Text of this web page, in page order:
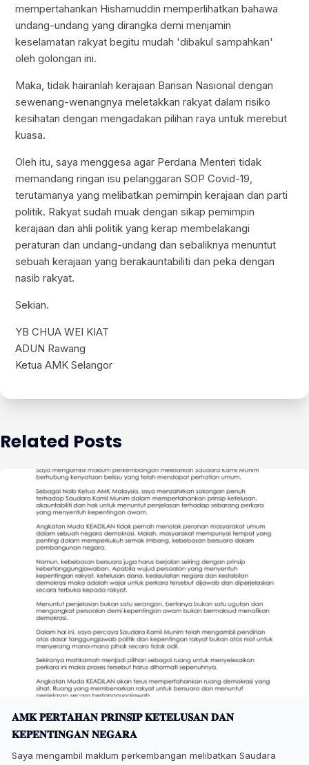
mempertahankan Hishamuddin memperlihatkan bahawa
undang-undang yang dirangka demi menjamin
keselamatan rakyat begitu mudah 'dibakul sampahkan'
oleh golongan ini.
Maka, tidak hairanlah kerajaan Barisan Nasional dengan
sewenang-wenangnya meletakkan rakyat dalam risiko
kesihatan dengan mengadakan pilihan raya untuk merebut
kuasa.
Oleh itu, saya menggesa agar Perdana Menteri tidak
memandang ringan isu pelanggaran SOP Covid-19,
terutamanya yang melibatkan pemimpin kerajaan dan parti
politik. Rakyat sudah muak dengan sikap pemimpin
kerajaan dan ahli politik yang kerap membelakangi
peraturan dan undang-undang dan sebaliknya menuntut
sebuah kerajaan yang berakauntabiliti dan peka dengan
nasib rakyat.
Sekian.
YB CHUA WEI KIAT
ADUN Rawang
Ketua AMK Selangor
Related Posts
𝐀𝐌𝐊 𝐏𝐄𝐑𝐓𝐀𝐇𝐀𝐍 𝐏𝐑𝐈𝐍𝐒𝐈𝐏 𝐊𝐄𝐓𝐄𝐋𝐔𝐒𝐀𝐍 𝐃𝐀𝐍
𝐊𝐄𝐏𝐄𝐍𝐓𝐈𝐍𝐆𝐀𝐍 𝐍𝐄𝐆𝐀𝐑𝐀
Saya mengambil maklum perkembangan melibatkan Saudara